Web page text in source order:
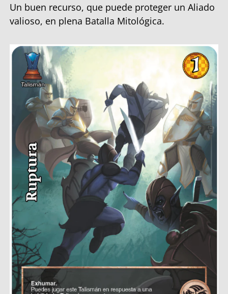
Un buen recurso, que puede proteger un Aliado
valioso, en plena Batalla Mitológica.